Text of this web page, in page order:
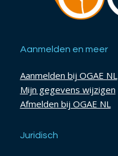
Aanmelden en meer
Aanmelden bij OGAE NL
Mijn gegevens wijzigen
Afmelden bij OGAE NL
Juridisch